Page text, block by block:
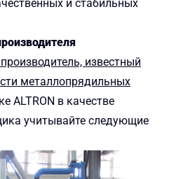
и стабильных
известный
металлопрядильных
ALTRON в качестве
учитывайте следующие